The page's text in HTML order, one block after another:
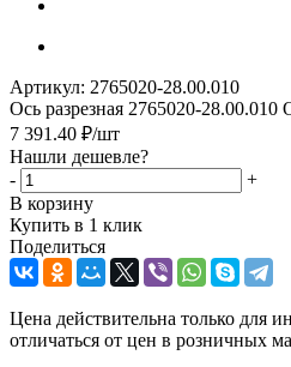
Артикул: 2765020-28.00.010
Ось разрезная 2765020-
7 391.40 ₽/шт
Нашли дешевле?
-
+
В корзину
Купить в 1 клик
Поделиться
Цена действительна только для
отличаться от цен в розничных